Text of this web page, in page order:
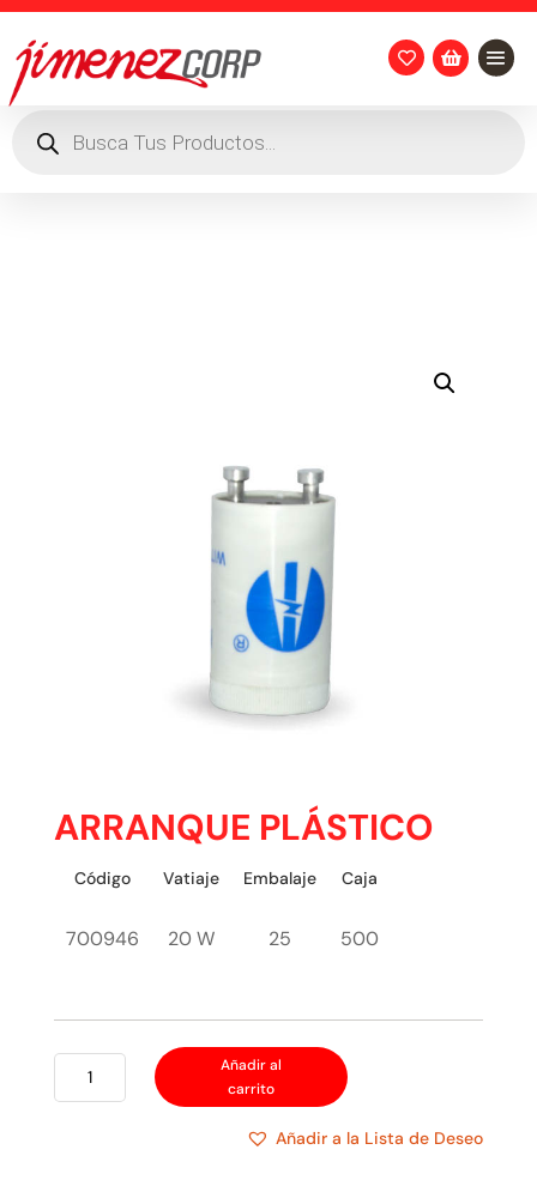
 
productos
ARRANQUE PLÁSTICO
Código Vatiaje Embalaje Caja
700946 20 W 25 500
Añadir al
carrito
Añadir a la Lista de Deseo